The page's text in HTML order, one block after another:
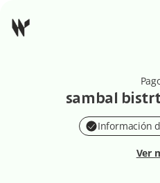
sambal
Información
Ver